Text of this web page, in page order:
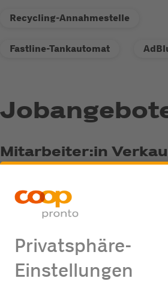
Recycling-Annahmestelle
Fastline-Tankautomat
Mitarbeiter:in
Zum
Inserat